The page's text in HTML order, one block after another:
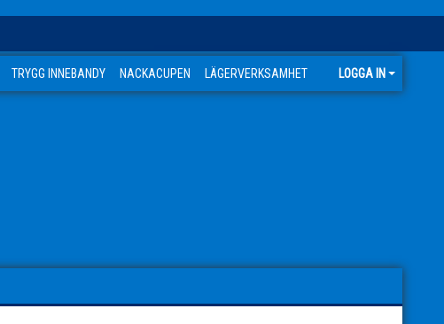
TRYGG INNEBANDY NACKACUPEN LÄGERVERKSAMHET LOGGA IN